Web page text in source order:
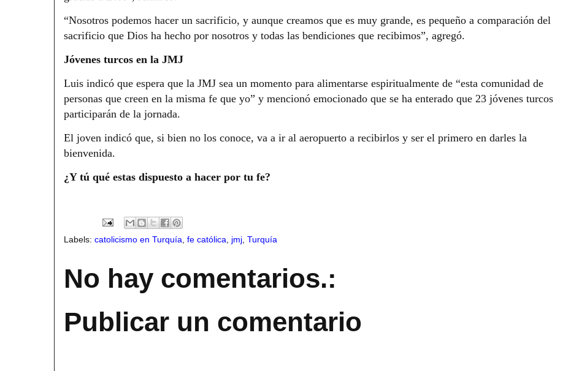
“Nosotros podemos hacer un sacrificio, y aunque creamos que es muy grande, es pequeño a comparación del
sacrificio que Dios ha hecho por nosotros y todas las bendiciones que recibimos”, agregó.
Jóvenes turcos en la JMJ
Luis indicó que espera que la JMJ sea un momento para alimentarse espiritualmente de “esta comunidad de
personas que creen en la misma fe que yo” y mencionó emocionado que se ha enterado que 23 jóvenes turcos
participarán de la jornada.
El joven indicó que, si bien no los conoce, va a ir al aeropuerto a recibirlos y ser el primero en darles la
bienvenida.
¿Y tú qué estas dispuesto a hacer por tu fe?
Labels: catolicismo en Turquía fe católica jmj Turquía
No hay comentarios.:
Publicar un comentario